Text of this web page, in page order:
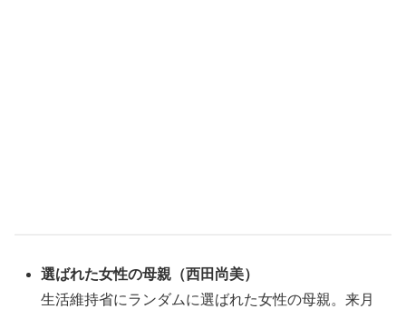
選ばれた女性の母親 （西田尚美）
生活維持省にランダムに選ばれた女性の母親。来月